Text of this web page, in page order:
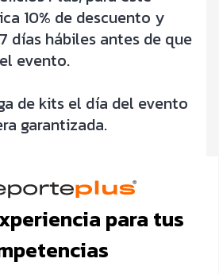
10% de descuento y
días hábiles antes de que
evento.
de kits el día del evento
garantizada.
para tus